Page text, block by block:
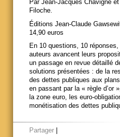
Par Jean-Jacques Chavigné et
Filoche.
Éditions Jean-Claude
14,90 euros
En 10 questions, 10
auteurs avancent leurs
un passage en revue détaillé
solutions présentées : de la
des dettes publiques aux
en passant par la « règle d’or
la zone euro, les euro-
monétisation des dettes
Partager